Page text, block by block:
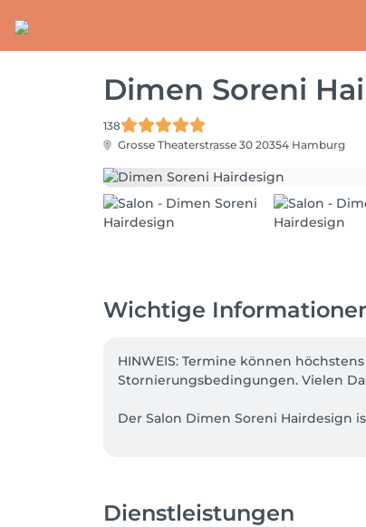
Dimen Soreni
138
Grosse Theaterstrasse 30 20354 Hamburg
Wichtige
HINWEIS: Termine können
Stornierungsbedingungen. Vielen
Der Salon Dimen Soreni Hairdesign
dann zum passenden Anlass
Dienstleistungen